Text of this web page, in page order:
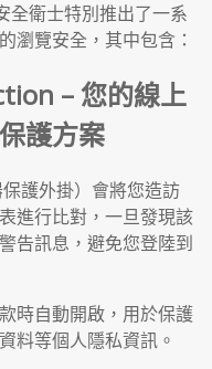
全衛士特別推出了一系
瀏覽安全，其中包含：
– 您的線上
護方案
護外掛）會將您造訪
進行比對，一旦發現該
告訊息，避免您登陸到
時自動開啟，用於保護
料等個人隱私資訊。